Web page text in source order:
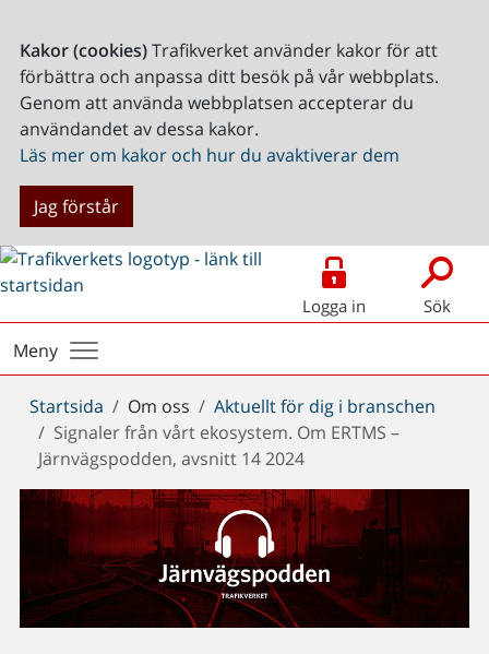
Kakor (cookies)Trafikverket använder kakor för att
förbättra och anpassa ditt besök på vår webbplats.
Genom att använda webbplatsen accepterar du
användandet av dessa kakor.
Läs mer om kakor och hur du avaktiverar dem
Jag förstår
Logga in Sök
Meny
Du
är
här:
Startsida Om oss
Aktuellt för dig i branschen
Signaler från vårt ekosystem. Om ERTMS –
Järnvägspodden, avsnitt 14 2024